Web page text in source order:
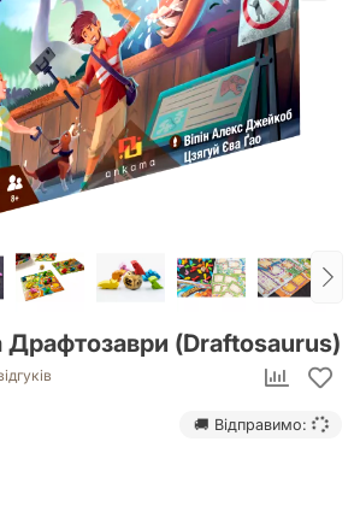
Драфтозаври (Draftosaurus)
🚚 Відправимо: